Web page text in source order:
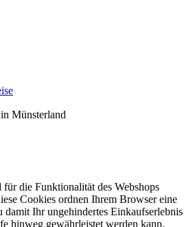
Münsterland
die Funktionalität des Webshops
Cookies ordnen Ihrem Browser eine
Ihr ungehindertes Einkaufserlebnis
hinweg gewährleistet werden kann.